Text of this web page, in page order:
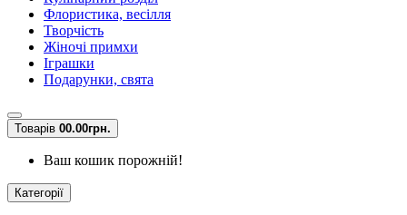
Флористика, весілля
Творчість
Жіночі примхи
Іграшки
Подарунки, свята
Товарів 00.00грн.
Ваш кошик порожній!
Категорії